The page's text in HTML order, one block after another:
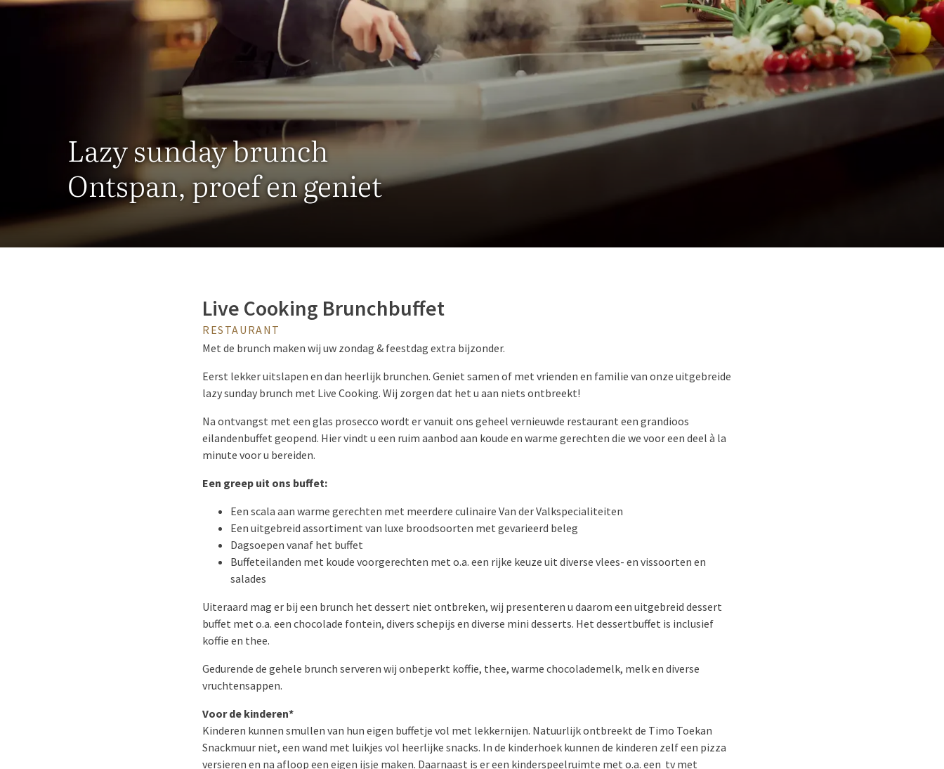
Lazy sunday brunch
Ontspan, proef en geniet
Live Cooking Brunchbuffet
RESTAURANT
Met de brunch maken wij uw zondag & feestdag extra bijzonder.
Eerst lekker uitslapen en dan heerlijk brunchen. Geniet samen of met vrienden en familie van onze uitgebreide
lazy sunday brunch met Live Cooking. Wij zorgen dat het u aan niets ontbreekt!
Na ontvangst met een glas prosecco wordt er vanuit ons geheel vernieuwde restaurant een grandioos
eilandenbuffet geopend. Hier vindt u een ruim aanbod aan koude en warme gerechten die we voor een deel à la
minute voor u bereiden.
Een greep uit ons buffet:
Een scala aan warme gerechten met meerdere culinaire Van der Valkspecialiteiten
Een uitgebreid assortiment van luxe broodsoorten met gevarieerd beleg
Dagsoepen vanaf het buffet
Buffeteilanden met koude voorgerechten met o.a. een rijke keuze uit diverse vlees- en vissoorten en
salades
Uiteraard mag er bij een brunch het dessert niet ontbreken, wij presenteren u daarom een uitgebreid dessert
buffet met o.a. een chocolade fontein, divers schepijs en diverse mini desserts. Het dessertbuffet is inclusief
koffie en thee.
Gedurende de gehele brunch serveren wij onbeperkt koffie, thee, warme chocolademelk, melk en diverse
vruchtensappen.
Voor de kinderen*
Kinderen kunnen smullen van hun eigen buffetje vol met lekkernijen. Natuurlijk ontbreekt de Timo Toekan
Snackmuur niet, een wand met luikjes vol heerlijke snacks. In de kinderhoek kunnen de kinderen zelf een pizza
versieren en na afloop een eigen ijsje maken. Daarnaast is er een kinderspeelruimte met o.a. een tv met